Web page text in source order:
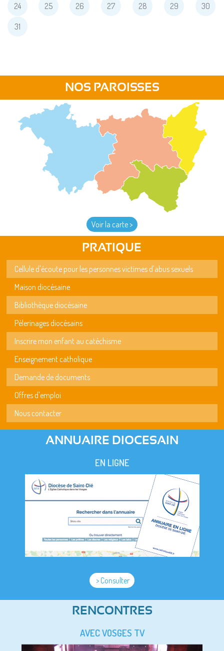
24 25 26 27 28 29 30
31
NOS PAROISSES
Voir la carte >
PRATIQUE
Cellule d'écoute pour les personnes victimes d'abus sexuels
Maison diocésaine
Bibliothèque diocésaine
Pèlerinages diocésains
Inscrire mon enfant au catéchisme
Enseignement catholique
Demande de documents
Offres d'emploi
Nous contacter
ANNUAIRE DIOCESAIN
EN LIGNE
> Consulter
RENCONTRES
AVEC VOSGES TV